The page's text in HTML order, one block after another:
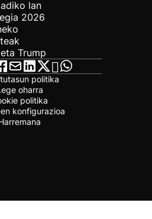
lan
2026
Trump
politika
oharra
politika
konfigurazioa